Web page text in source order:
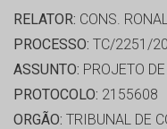
RELATOR: CONS.
PROCESSO: TC/2251/
ASSUNTO: PROJETO
PROTOCOLO: 2155608
ORGÃO: TRIBUNAL DE